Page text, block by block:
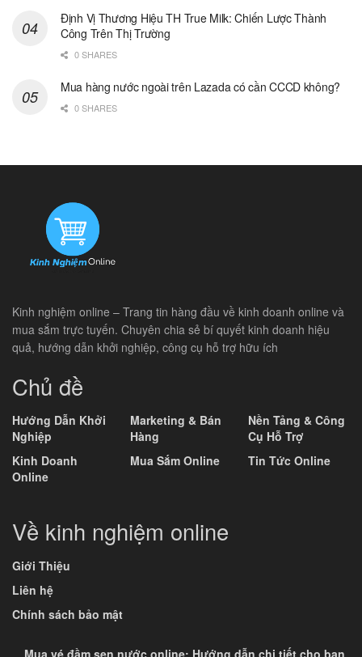
Định Vị Thương Hiệu TH True Milk: Chiến Lược Thành
Công Trên Thị Trường
0 SHARES
Mua hàng nước ngoài trên Lazada có cần CCCD không?
0 SHARES
Kinh nghiệm online – Trang tin hàng đầu về kinh doanh online và
mua sắm trực tuyến. Chuyên chia sẻ bí quyết kinh doanh hiệu
quả, hướng dẫn khởi nghiệp, công cụ hỗ trợ hữu ích
Chủ đề
Hướng Dẫn Khởi
Nghiệp
Kinh Doanh
Online
Marketing & Bán
Hàng
Mua Sắm Online
Nền Tảng & Công
Cụ Hỗ Trợ
Tin Tức Online
Về kinh nghiệm online
Giới Thiệu
Liên hệ
Chính sách bảo mật
Mua vé đầm sen nước online: Hướng dẫn chi tiết cho bạn